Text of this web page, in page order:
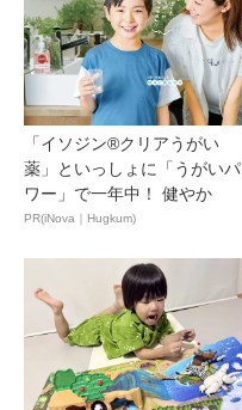
「イソジン®クリアうがい
薬」といっしょに「うがいパ
ワー」で一年中！ 健やか
PR(iNova｜Hugkum)